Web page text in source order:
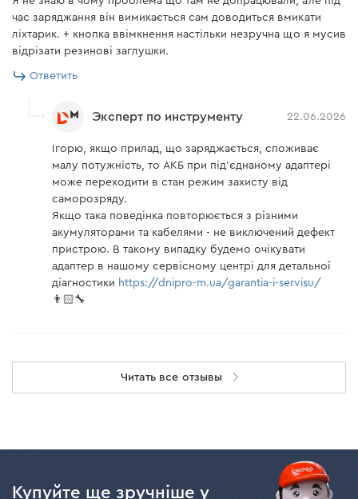
час заряджання він вимикається сам доводиться вмикати
ліхтарик. + кнопка ввімкнення настільки незручна що я мусив
відрізати резинові заглушки.
Ответить
Эксперт по инструменту 22.06.2026
Ігорю, якщо прилад, що заряджається, споживає
малу потужність, то АКБ при під'єднаному адаптері
може переходити в стан режим захисту від
саморозряду.
Якщо така поведінка повторюється з різними
акумуляторами та кабелями - не виключений дефект
пристрою. В такому випадку будемо очікувати
адаптер в нашому сервісному центрі для детальної
діагностики https://dnipro-m.ua/garantia-i-servisu/
👨🏻‍🔧
Читать все отзывы
Купуйте ще зручніше у